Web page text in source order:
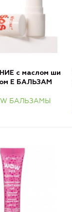
с маслом ши
Е БАЛЬЗАМ
БАЛЬЗАМЫ